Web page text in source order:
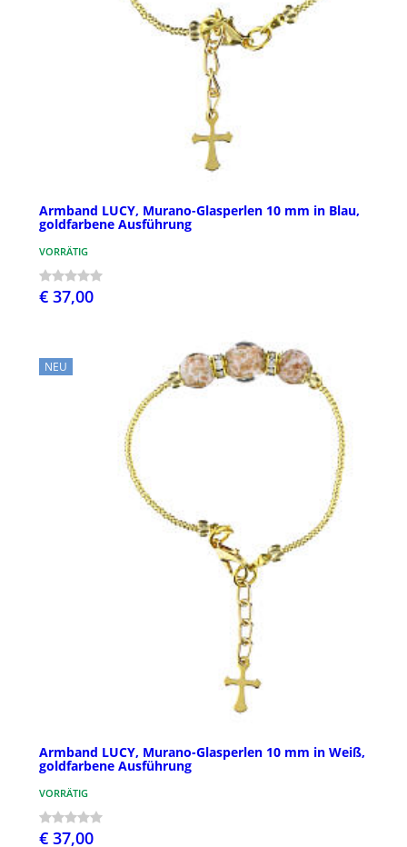
Armband LUCY, Murano-Glasperlen 10 mm in Blau,
goldfarbene Ausführung
VORRÄTIG
€ 37,00
NEU
Armband LUCY, Murano-Glasperlen 10 mm in Weiß,
goldfarbene Ausführung
VORRÄTIG
€ 37,00